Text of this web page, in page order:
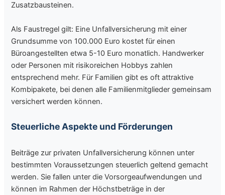
Zusatzbausteinen.
Als Faustregel gilt: Eine Unfallversicherung mit einer
Grundsumme von 100.000 Euro kostet für einen
Büroangestellten etwa 5-10 Euro monatlich. Handwerker
oder Personen mit risikoreichen Hobbys zahlen
entsprechend mehr. Für Familien gibt es oft attraktive
Kombipakete, bei denen alle Familienmitglieder gemeinsam
versichert werden können.
Steuerliche Aspekte und Förderungen
Beiträge zur privaten Unfallversicherung können unter
bestimmten Voraussetzungen steuerlich geltend gemacht
werden. Sie fallen unter die Vorsorgeaufwendungen und
können im Rahmen der Höchstbeträge in der